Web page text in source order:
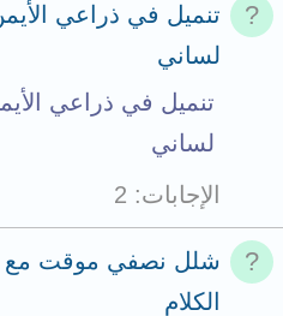
تنميل في ذراعي
لساني
تنميل في ذراعي
لساني
الإجابات
2
شلل نصفي موقت مع
الكلام